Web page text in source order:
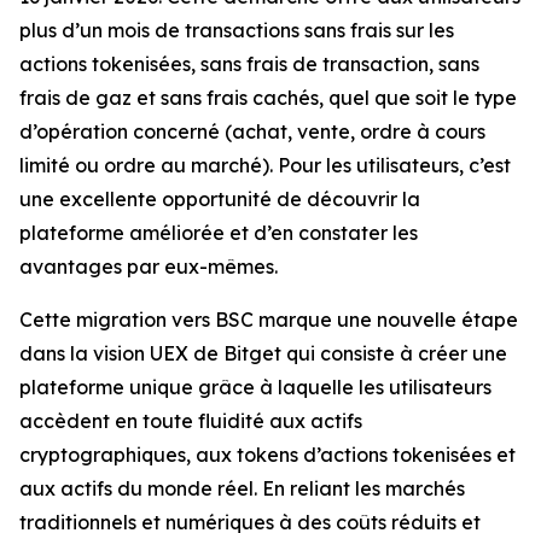
plus d’un mois de transactions sans frais sur les
actions tokenisées, sans frais de transaction, sans
frais de gaz et sans frais cachés, quel que soit le type
d’opération concerné (achat, vente, ordre à cours
limité ou ordre au marché). Pour les utilisateurs, c’est
une excellente opportunité de découvrir la
plateforme améliorée et d’en constater les
avantages par eux-mêmes.
Cette migration vers BSC marque une nouvelle étape
dans la vision UEX de Bitget qui consiste à créer une
plateforme unique grâce à laquelle les utilisateurs
accèdent en toute fluidité aux actifs
cryptographiques, aux tokens d’actions tokenisées et
aux actifs du monde réel. En reliant les marchés
traditionnels et numériques à des coûts réduits et